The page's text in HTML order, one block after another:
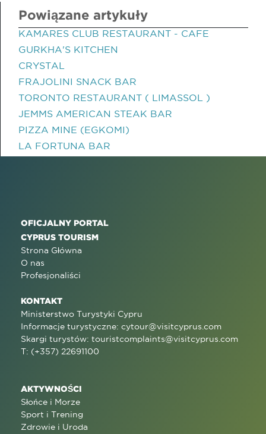
Powiązane artykuły
KAMARES CLUB RESTAURANT - CAFE
GURKHA'S KITCHEN
CRYSTAL
FRAJOLINI SNACK BAR
TORONTO RESTAURANT ( LIMASSOL )
JEMMS AMERICAN STEAK BAR
PIZZA MINE (EGKOMI)
LA FORTUNA BAR
OFICJALNY PORTAL
CYPRUS TOURISM
Strona Główna
O nas
Profesjonaliści
KONTAKT
Ministerstwo Turystyki Cypru
Informacje turystyczne: cytour@visitcyprus.com
Skargi turystów: touristcomplaints@visitcyprus.com
T: (+357) 22691100
AKTYWNOŚCI
Słońce i Morze
Sport i Trening
Zdrowie i Uroda